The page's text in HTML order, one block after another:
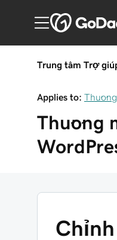
Trung tâm Trợ
Applies to:
Thương